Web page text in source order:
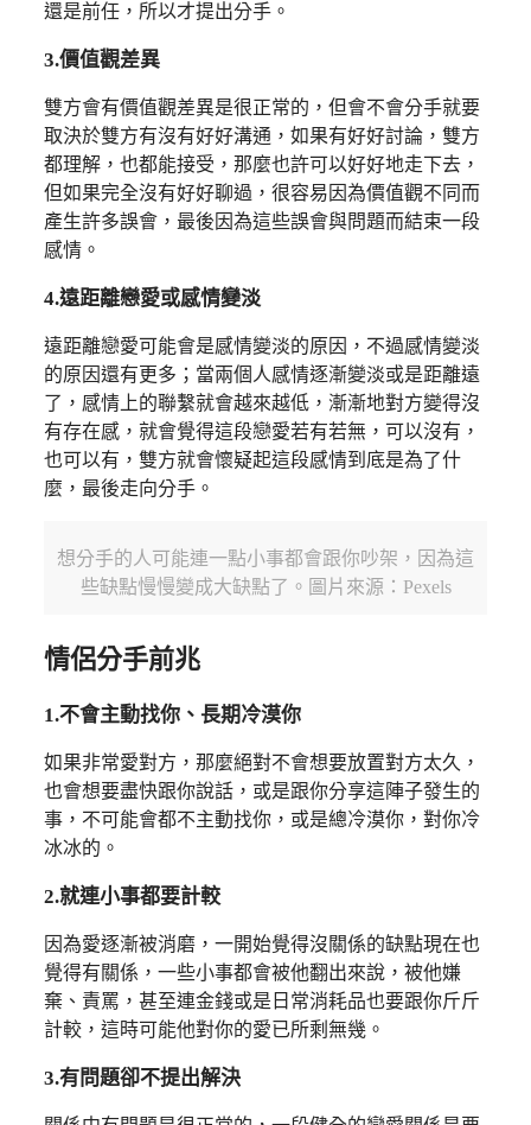
還是前任，所以才提出分手。
3.價值觀差異
雙方會有價值觀差異是很正常的，但會不會分手就要
取決於雙方有沒有好好溝通，如果有好好討論，雙方
都理解，也都能接受，那麼也許可以好好地走下去，
但如果完全沒有好好聊過，很容易因為價值觀不同而
產生許多誤會，最後因為這些誤會與問題而結束一段
感情。
4.遠距離戀愛或感情變淡
遠距離戀愛可能會是感情變淡的原因，不過感情變淡
的原因還有更多；當兩個人感情逐漸變淡或是距離遠
了，感情上的聯繫就會越來越低，漸漸地對方變得沒
有存在感，就會覺得這段戀愛若有若無，可以沒有，
也可以有，雙方就會懷疑起這段感情到底是為了什
麼，最後走向分手。
想分手的人可能連一點小事都會跟你吵架，因為這
些缺點慢慢變成大缺點了。圖片來源：Pexels
情侶分手前兆
1.不會主動找你、長期冷漠你
如果非常愛對方，那麼絕對不會想要放置對方太久，
也會想要盡快跟你說話，或是跟你分享這陣子發生的
事，不可能會都不主動找你，或是總冷漠你，對你冷
冰冰的。
2.就連小事都要計較
因為愛逐漸被消磨，一開始覺得沒關係的缺點現在也
覺得有關係，一些小事都會被他翻出來說，被他嫌
棄、責罵，甚至連金錢或是日常消耗品也要跟你斤斤
計較，這時可能他對你的愛已所剩無幾。
3.有問題卻不提出解決